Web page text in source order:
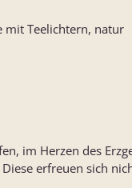
mit Teelichtern, natur
im Herzen des
erfreuen sich